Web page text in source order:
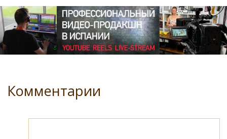
Комментарии